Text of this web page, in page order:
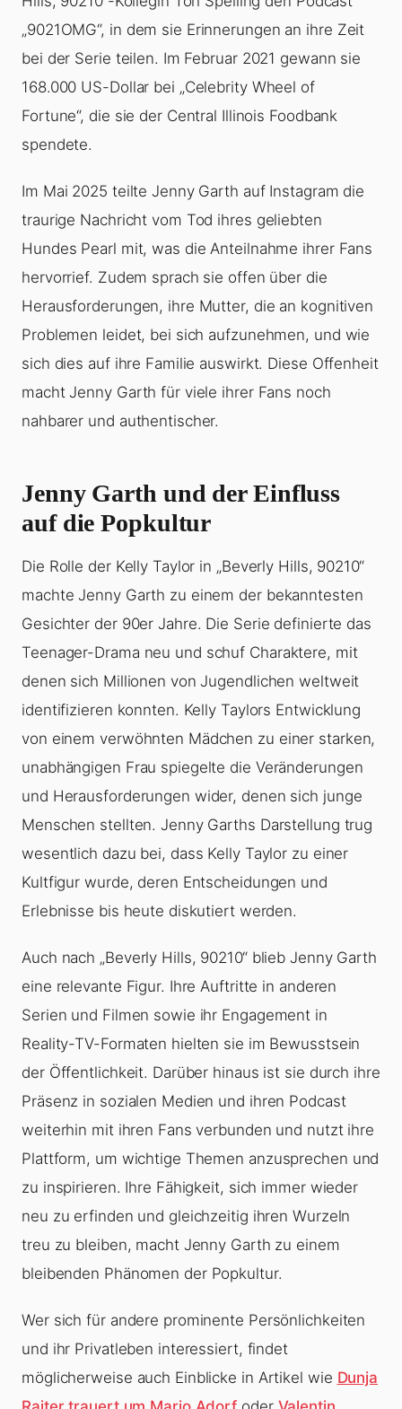
„9021OMG“, in dem sie Erinnerungen an ihre Zeit
bei der Serie teilen. Im Februar 2021 gewann sie
168.000 US-Dollar bei „Celebrity Wheel of
Fortune“, die sie der Central Illinois Foodbank
spendete.
Im Mai 2025 teilte Jenny Garth auf Instagram die
traurige Nachricht vom Tod ihres geliebten
Hundes Pearl mit, was die Anteilnahme ihrer Fans
hervorrief. Zudem sprach sie offen über die
Herausforderungen, ihre Mutter, die an kognitiven
Problemen leidet, bei sich aufzunehmen, und wie
sich dies auf ihre Familie auswirkt. Diese Offenheit
macht Jenny Garth für viele ihrer Fans noch
nahbarer und authentischer.
Jenny Garth und der Einfluss
auf die Popkultur
Die Rolle der Kelly Taylor in „Beverly Hills, 90210“
machte Jenny Garth zu einem der bekanntesten
Gesichter der 90er Jahre. Die Serie definierte das
Teenager-Drama neu und schuf Charaktere, mit
denen sich Millionen von Jugendlichen weltweit
identifizieren konnten. Kelly Taylors Entwicklung
von einem verwöhnten Mädchen zu einer starken,
unabhängigen Frau spiegelte die Veränderungen
und Herausforderungen wider, denen sich junge
Menschen stellten. Jenny Garths Darstellung trug
wesentlich dazu bei, dass Kelly Taylor zu einer
Kultfigur wurde, deren Entscheidungen und
Erlebnisse bis heute diskutiert werden.
Auch nach „Beverly Hills, 90210“ blieb Jenny Garth
eine relevante Figur. Ihre Auftritte in anderen
Serien und Filmen sowie ihr Engagement in
Reality-TV-Formaten hielten sie im Bewusstsein
der Öffentlichkeit. Darüber hinaus ist sie durch ihre
Präsenz in sozialen Medien und ihren Podcast
weiterhin mit ihren Fans verbunden und nutzt ihre
Plattform, um wichtige Themen anzusprechen und
zu inspirieren. Ihre Fähigkeit, sich immer wieder
neu zu erfinden und gleichzeitig ihren Wurzeln
treu zu bleiben, macht Jenny Garth zu einem
bleibenden Phänomen der Popkultur.
Wer sich für andere prominente Persönlichkeiten
und ihr Privatleben interessiert, findet
möglicherweise auch Einblicke in Artikel wie Dunja